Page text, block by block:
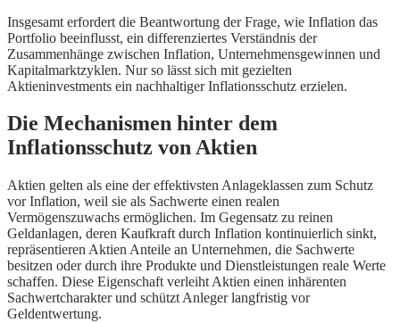
Insgesamt erfordert die Beantwortung der Frage, wie Inflation das
Portfolio beeinflusst, ein differenziertes Verständnis der
Zusammenhänge zwischen Inflation, Unternehmensgewinnen und
Kapitalmarktzyklen. Nur so lässt sich mit gezielten
Aktieninvestments ein nachhaltiger Inflationsschutz erzielen.
Die Mechanismen hinter dem
Inflationsschutz von Aktien
Aktien gelten als eine der effektivsten Anlageklassen zum Schutz
vor Inflation, weil sie als Sachwerte einen realen
Vermögenszuwachs ermöglichen. Im Gegensatz zu reinen
Geldanlagen, deren Kaufkraft durch Inflation kontinuierlich sinkt,
repräsentieren Aktien Anteile an Unternehmen, die Sachwerte
besitzen oder durch ihre Produkte und Dienstleistungen reale Werte
schaffen. Diese Eigenschaft verleiht Aktien einen inhärenten
Sachwertcharakter und schützt Anleger langfristig vor
Geldentwertung.